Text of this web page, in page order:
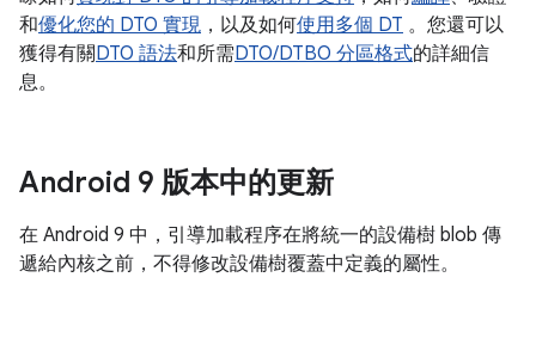
和優化您的 DTO 實現 ，以及如何使用多個 DT 。您還可以
獲得有關DTO 語法和所需DTO/DTBO 分區格式的詳細信
息。
Android 9 版本中的更新
在 Android 9 中，引導加載程序在將統一的設備樹 blob 傳
遞給內核之前，不得修改設備樹覆蓋中定義的屬性。